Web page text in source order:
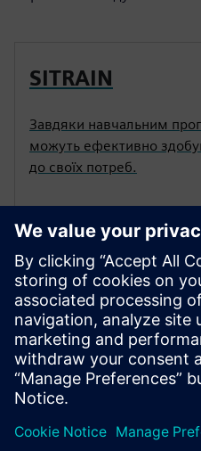
SITRAIN
Завдяки навчальним
можуть ефективно
до своїх потреб.
Навчальне
access
Ласкаво просимо до